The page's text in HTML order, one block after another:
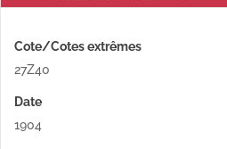
Cote/Cotes extrêmes
27Z40
Date
1904